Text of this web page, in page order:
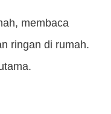
membaca
ringan di rumah.